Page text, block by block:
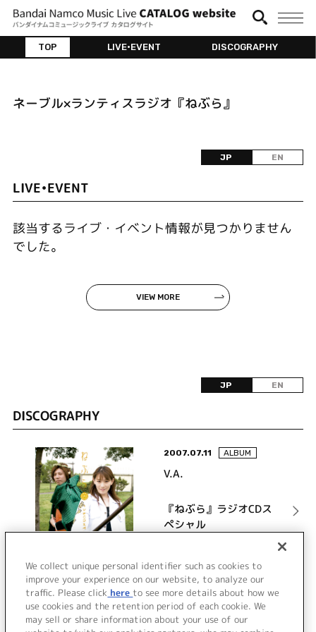
TOP LIVE•EVENT DISCOGRAPHY
ネーブル×ランティスラジオ『ねぶら』
JP EN
LIVE•EVENT
該当するライブ・イベント情報が見つかりません
でした。
VIEW MORE
JP EN
DISCOGRAPHY
2007.07.11 ALBUM
V.A.
『ねぶら』ラジオCDス
ペシャル
詳細を見る
VIEW MORE
We collect unique personal identifier such as cookies to
improve your experience on our website, to analyze our
traffic. Please click here to see more details about how we
use cookies and the retention period of each cookie. We
may sell or share information about your use of our